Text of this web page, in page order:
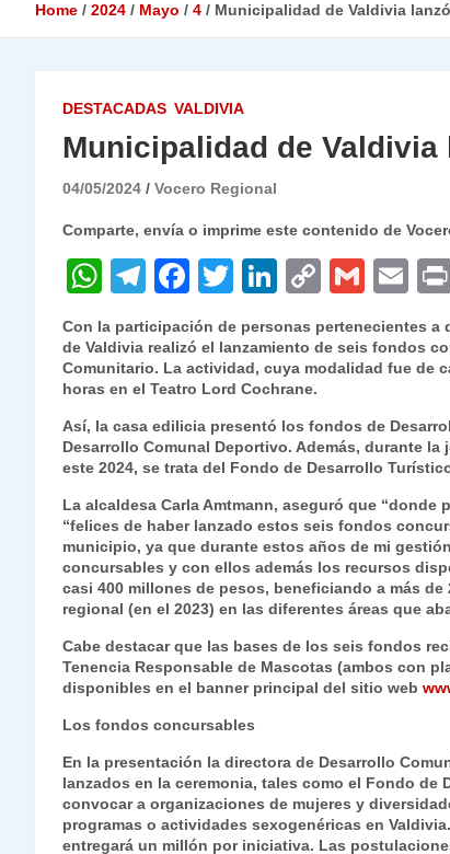
Home 2024 Mayo 4 Municipalidad de Valdivia
DESTACADAS VALDIVIA
Municipalidad de
04/05/2024 Vocero Regional
Comparte, envía o imprime este contenido de
W
at
s
A
p
p
T
el
e
gr
a
m
F
a
c
e
b
o
o
k
T
itt
er
Li
k
e
dI
n
C
o
p
y
Li
n
k
G
m
ai
l
E
ai
l
Con la participación de personas pertenecientes
de Valdivia realizó el lanzamiento de seis fondos
Comunitario. La actividad, cuya modalidad fue de
horas en el Teatro Lord Cochrane.
Así, la casa edilicia presentó los fondos de
Desarrollo Comunal Deportivo. Además, durante
este 2024, se trata del Fondo de Desarrollo
La alcaldesa Carla Amtmann, aseguró que
“felices de haber lanzado estos seis fondos
municipio, ya que durante estos años de mi
concursables y con ellos además los recursos
casi 400 millones de pesos, beneficiando a más
regional (en el 2023) en las diferentes áreas que
Cabe destacar que las bases de los seis fondos
Tenencia Responsable de Mascotas (ambos con
disponibles en el banner principal del sitio web
Los fondos concursables
En la presentación la directora de Desarrollo
lanzados en la ceremonia, tales como el Fondo
convocar a organizaciones de mujeres y
programas o actividades sexogenéricas en
entregará un millón por iniciativa. Las